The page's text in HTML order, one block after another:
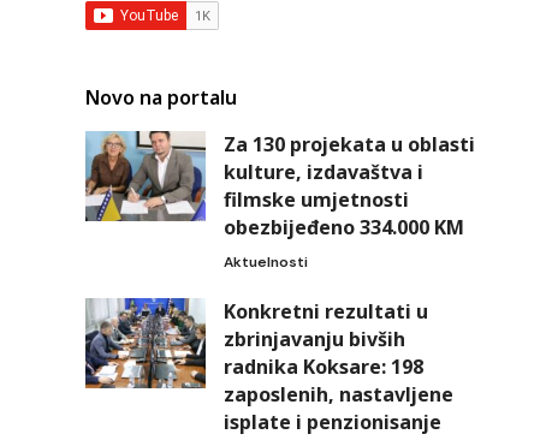
Novo na portalu
Za 130 projekata u oblasti
kulture, izdavaštva i
filmske umjetnosti
obezbijeđeno 334.000 KM
Aktuelnosti
Konkretni rezultati u
zbrinjavanju bivših
radnika Koksare: 198
zaposlenih, nastavljene
isplate i penzionisanje